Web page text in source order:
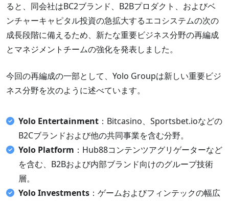
ると、同会社はBC2ブランド、B2Bプロダクト、およびベ
ンチャーキャピタル投資の急拡大するエコシステムの次の
成長段階に備えるため、新たな重要ビジネス分野の再編成
とマネジメントチームの強化を発表しました。
今回の再編成の一部として、Yolo Groupは新しい重要ビジ
ネス分野を次のように述べています。
Yolo Entertainment ：Bitcasino、Sportsbet.ioなどの
B2Cブランドおよび他の共同事業を含む分野。
Yolo Platform ：Hub88コンテンツアグリゲーターなど
を含む、B2Bおよび内部ブランド向けのグループ技術
層。
Yolo Investments ：ゲームおよびフィンテックの幅広